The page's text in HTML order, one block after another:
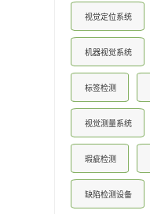
视觉定位系统
机器视觉系统
标签检测
视觉测量系统
瑕疵检测
缺陷检测设备